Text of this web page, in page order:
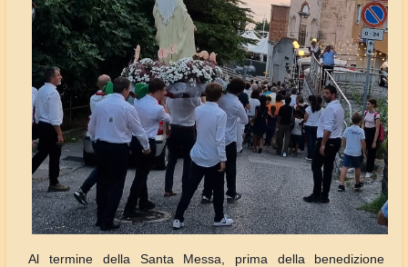
Al termine della Santa Messa, prima della benedizione